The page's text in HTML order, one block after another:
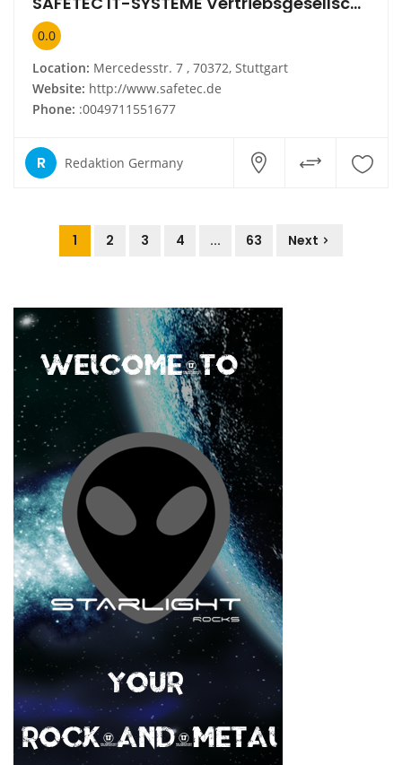
0.0
Location: Mercedesstr. 7 , 70372, Stuttgart
Website: http://www.safetec.de
Phone: :0049711551677
R Redaktion Germany
1 2 3 4 ... 63 Next